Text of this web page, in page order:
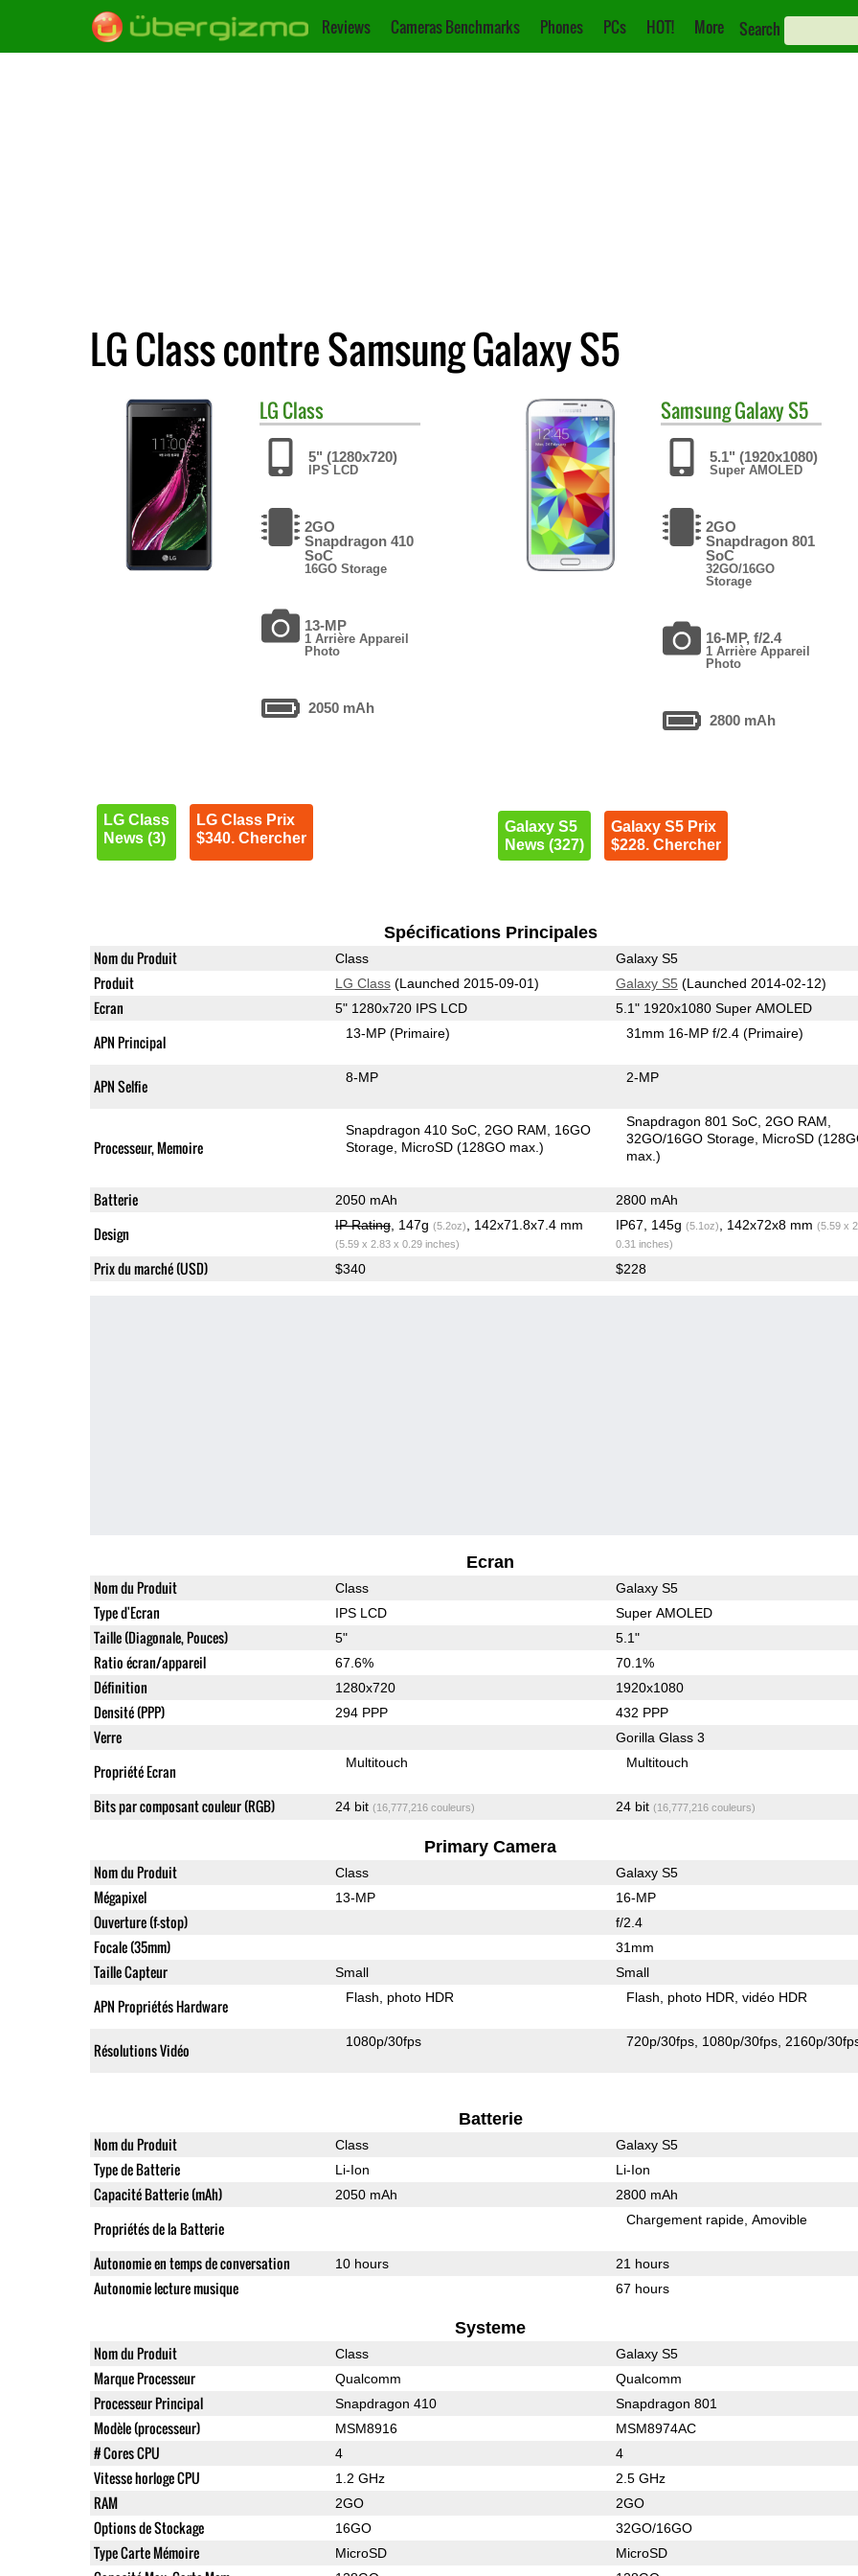
Reviews Cameras Benchmarks Phones PCs HOT! More Search
LG Class contre Samsung Galaxy S5
LG Class
5" (1280x720)
IPS LCD
2GO
Snapdragon 410
SoC
16GO Storage
13-MP
1 Arrière Appareil
Photo
2050 mAh
LG Class
News (3)
LG Class Prix
$340. Chercher
SamsungGalaxy S5
5.1" (1920x1080)
Super AMOLED
2GO
Snapdragon 801
SoC
32GO/16GO
Storage
16-MP, f/2.4
1 Arrière Appareil
Photo
2800 mAh
Galaxy S5
News (327)
Galaxy S5 Prix
$228. Chercher
Spécifications Principales
Nom du Produit Class Galaxy S5
Produit LG Class(Launched 2015-09-01) Galaxy S5 (Launched 2014-02-12)
Ecran 5" 1280x720 IPS LCD 5.1" 1920x1080 Super AMOLED
APN Principal 13-MP(Primaire) 31mm 16-MP f/2.4(Primaire)
APN Selfie 8-MP 2-MP
Processeur, Memoire
Snapdragon 410 SoC 2GO RAM
16GO
Storage MicroSD (128GO max.)
Snapdragon 801 SoC 2GO RAM
32GO/16GO Storage MicroSD
max.)
Batterie 2050 mAh 2800 mAh
Design IP Rating, 147g (5.2oz) , 142x71.8x7.4 mm
(5.59 x 2.83 x 0.29 inches)
IP67, 145g (5.1oz) , 142x72x8 mm (5.59 x
0.31 inches)
Prix du marché (USD) $340 $228
Ecran
Nom du Produit Class Galaxy S5
Type d'Ecran IPS LCD Super AMOLED
Taille (Diagonale, Pouces) 5" 5.1"
Ratio écran/appareil 67.6% 70.1%
Définition 1280x720 1920x1080
Densité (PPP) 294 PPP 432 PPP
Verre Gorilla Glass 3
Propriété Ecran Multitouch Multitouch
Bits par composant couleur (RGB) 24 bit (16,777,216 couleurs) 24 bit (16,777,216 couleurs)
Primary Camera
Nom du Produit Class Galaxy S5
Mégapixel 13-MP 16-MP
Ouverture (f-stop) f/2.4
Focale (35mm) 31mm
Taille Capteur Small Small
APN Propriétés Hardware Flash photo HDR Flash photo HDR vidéo HDR
Résolutions Vidéo 1080p/30fps 720p/30fps 1080p/30fps 2160p/
Batterie
Nom du Produit Class Galaxy S5
Type de Batterie Li-Ion Li-Ion
Capacité Batterie (mAh) 2050 mAh 2800 mAh
Propriétés de la Batterie Chargement rapide Amovible
Autonomie en temps de conversation 10 hours 21 hours
Autonomie lecture musique 67 hours
Systeme
Nom du Produit Class Galaxy S5
Marque Processeur Qualcomm Qualcomm
Processeur Principal Snapdragon 410 Snapdragon 801
Modèle (processeur) MSM8916 MSM8974AC
# Cores CPU 4 4
Vitesse horloge CPU 1.2 GHz 2.5 GHz
RAM 2GO 2GO
Options de Stockage 16GO 32GO/16GO
Type Carte Mémoire MicroSD MicroSD